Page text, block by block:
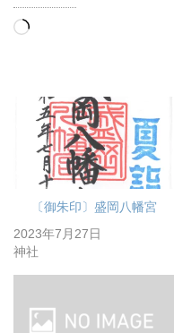
読
中…
〔御朱印〕盛岡八幡宮
2023年7月27日
神社